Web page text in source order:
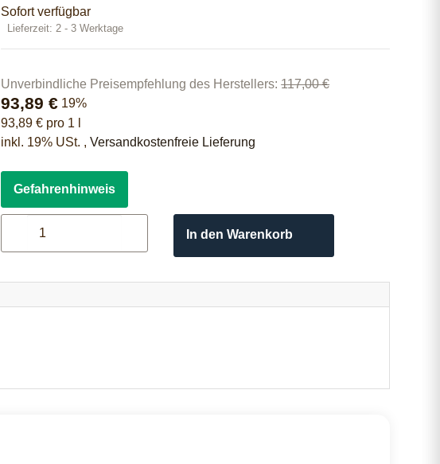
Sofort verfügbar
Lieferzeit: 2 - 3 Werktage
Unverbindliche Preisempfehlung des Herstellers:117,00 €
93,89 € 19%
93,89 € pro 1 l
inkl. 19% USt. ,Versandkostenfreie Lieferung
Gefahrenhinweis
In den Warenkorb